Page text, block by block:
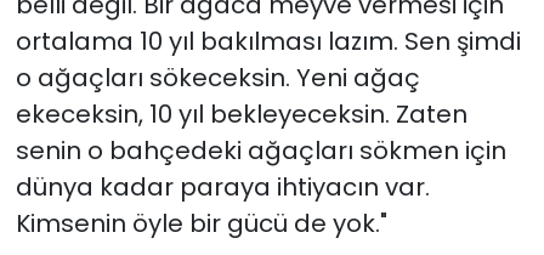
ortalama 10 yıl bakılması lazım. Sen şimdi
o ağaçları sökeceksin. Yeni ağaç
ekeceksin, 10 yıl bekleyeceksin. Zaten
senin o bahçedeki ağaçları sökmen için
dünya kadar paraya ihtiyacın var.
Kimsenin öyle bir gücü de yok."